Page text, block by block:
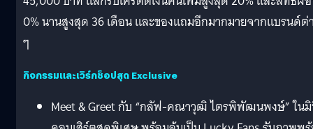
0% นานสูงสุด 36 เดือน และของแถมอีกมากมายจากแบรนด์ต่
ๆ
กิจกรรมและเวิร์กช็อปสุด Exclusive
Meet & Greet กับ “กลัฟ-คณาวุฒิ ไตรพิพัฒนพงษ์” ใน